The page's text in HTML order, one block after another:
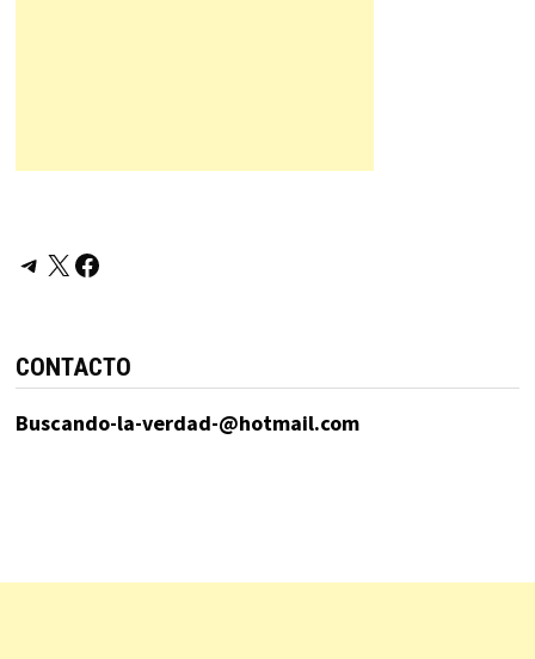
Telegram
X Facebook
CONTACTO
Buscando-la-verdad-@hotmail.com